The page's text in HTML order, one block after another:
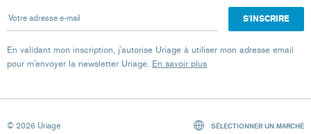
Votre adresse e-mail
En validant mon inscription, j'autorise Uriage à utiliser mon adresse email
pour m'envoyer la newsletter Uriage. En savoir plus
© 2026 Uriage SÉLECTIONNER UN MARCHÉ